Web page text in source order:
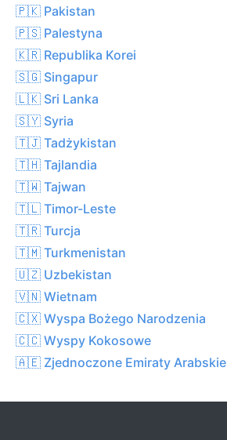
🇵🇰 Pakistan
🇵🇸 Palestyna
🇰🇷 Republika Korei
🇸🇬 Singapur
🇱🇰 Sri Lanka
🇸🇾 Syria
🇹🇯 Tadżykistan
🇹🇭 Tajlandia
🇹🇼 Tajwan
🇹🇱 Timor-Leste
🇹🇷 Turcja
🇹🇲 Turkmenistan
🇺🇿 Uzbekistan
🇻🇳 Wietnam
🇨🇽 Wyspa Bożego Narodzenia
🇨🇨 Wyspy Kokosowe
🇦🇪 Zjednoczone Emiraty Arabskie